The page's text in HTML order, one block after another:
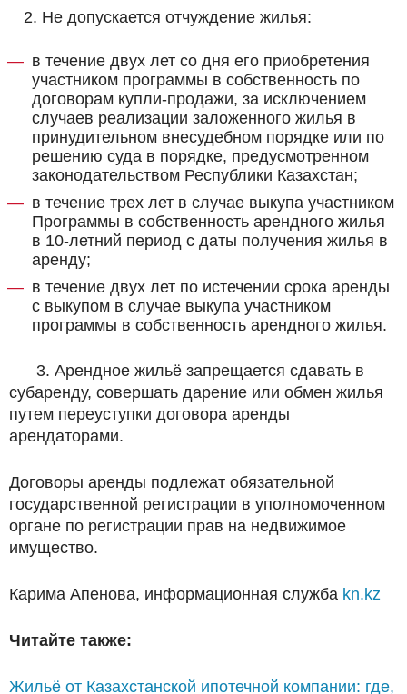
Не допускается отчуждение жилья:
в течение двух лет со дня его приобретения
участником программы в собственность по
договорам купли-продажи, за исключением
случаев реализации заложенного жилья в
принудительном внесудебном порядке или по
решению суда в порядке, предусмотренном
законодательством Республики Казахстан;
в течение трех лет в случае выкупа участником
Программы в собственность арендного жилья
в 10-летний период с даты получения жилья в
аренду;
в течение двух лет по истечении срока аренды
с выкупом в случае выкупа участником
программы в собственность арендного жилья.
3. Арендное жильё запрещается сдавать в
субаренду, совершать дарение или обмен жилья
путем переуступки договора аренды
арендаторами.
Договоры аренды подлежат обязательной
государственной регистрации в уполномоченном
органе по регистрации прав на недвижимое
имущество.
Карима Апенова, информационная служба kn.kz
Читайте также:
Жильё от Казахстанской ипотечной компании: где,